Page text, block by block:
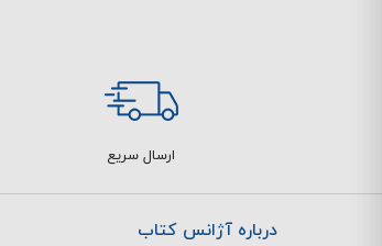
ارسال سریع
درباره آژانس کتاب